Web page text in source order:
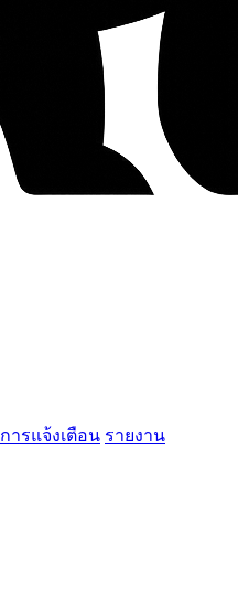
การแจ้งเตือน รายงาน